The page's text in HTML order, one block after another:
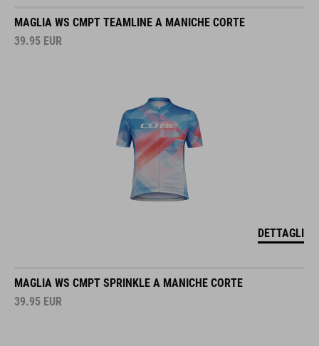
MAGLIA WS CMPT TEAMLINE A MANICHE CORTE
39.95 EUR
DETTAGLI
MAGLIA WS CMPT SPRINKLE A MANICHE CORTE
39.95 EUR